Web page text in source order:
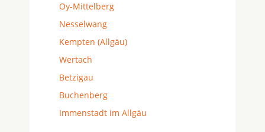
Oy-Mittelberg
Nesselwang
Kempten (Allgäu)
Wertach
Betzigau
Buchenberg
Immenstadt im Allgäu